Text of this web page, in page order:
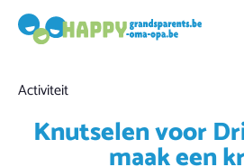
Knutselen voor
maak een
Category
Activiteit